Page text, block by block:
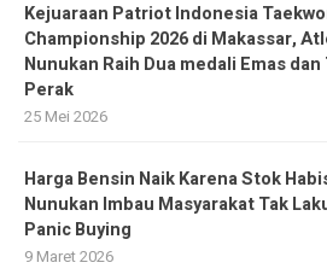
Kejuaraan Patriot Indonesia
Championship 2026 di Makassar,
Nunukan Raih Dua medali Emas dan
Perak
25 Mei 2026
Harga Bensin Naik Karena Stok
Nunukan Imbau Masyarakat Tak
Panic Buying
9 Maret 2026